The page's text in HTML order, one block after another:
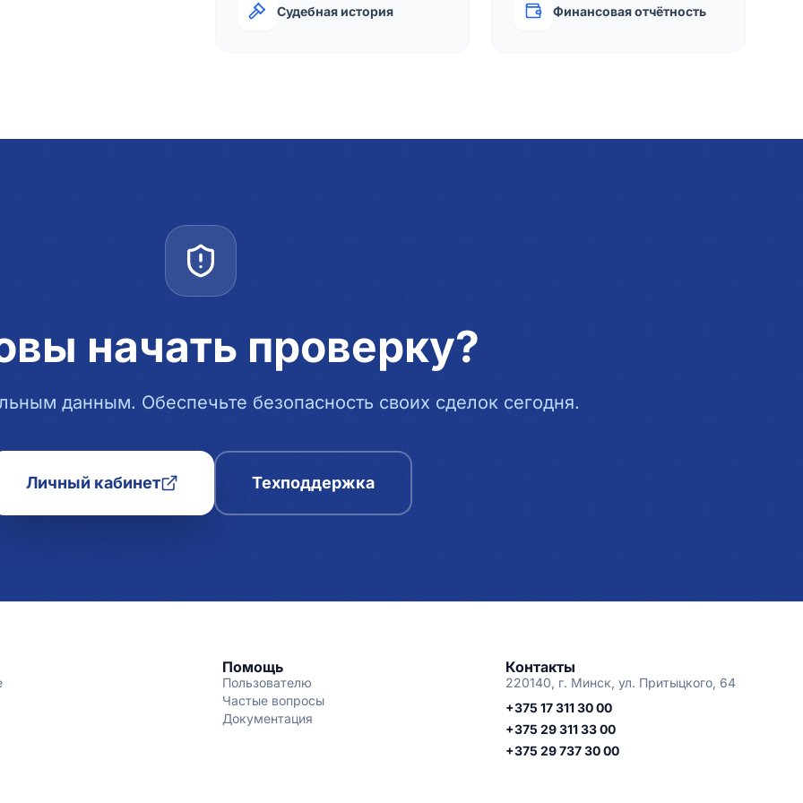
Судебная история Финансовая отчётность
начать проверку?
данным. Обеспечьте безопасность своих сделок сегодня.
Личный кабинет Техподдержка
Помощь
Пользователю
Частые вопросы
Документация
Контакты
220140, г. Минск, ул. Притыцкого, 64
+375 17 311 30 00
+375 29 311 33 00
+375 29 737 30 00